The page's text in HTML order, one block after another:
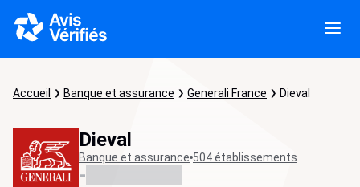
Accueil Banque et assurance Generali France Dieval
Dieval
Banque et assurance 504 établissements
-